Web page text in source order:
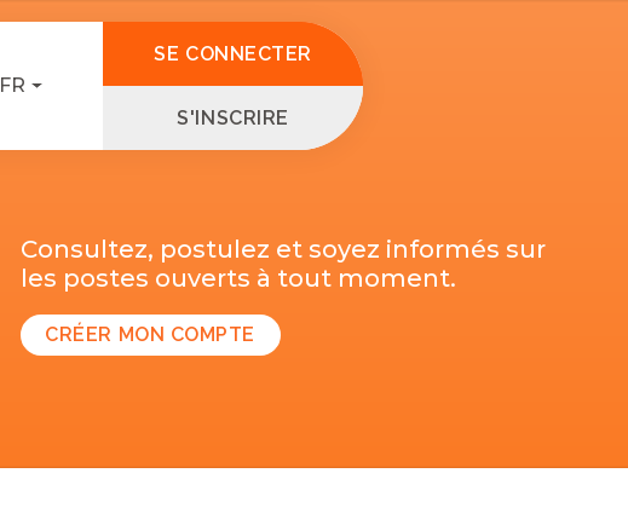
FR
SE CONNECTER
S'INSCRIRE
Consultez, postulez et soyez informés sur
les postes ouverts à tout moment.
CRÉER MON COMPTE